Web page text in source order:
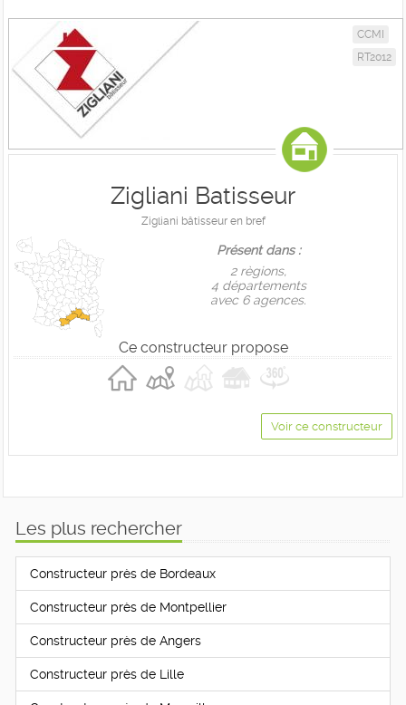
CCMI
RT2012
Zigliani Batisseur
Zigliani bâtisseur en bref
Présent dans :
2 règions,
4 départements
avec 6 agences.
Ce constructeur propose
Voir ce constructeur
Les plus rechercher
Constructeur près de Bordeaux
Constructeur près de Montpellier
Constructeur près de Angers
Constructeur près de Lille